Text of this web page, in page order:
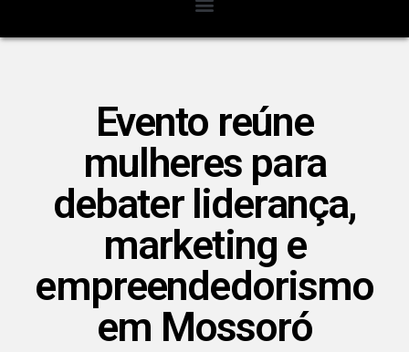
Evento reúne
mulheres para
debater liderança,
marketing e
empreendedorismo
em Mossoró